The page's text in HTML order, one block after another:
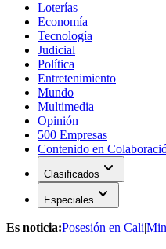
Loterías
Economía
Tecnología
Judicial
Política
Entretenimiento
Mundo
Multimedia
Opinión
500 Empresas
Contenido en
Clasificados expand_more
Especiales expand_more
Es noticia:Posesión en Cali|